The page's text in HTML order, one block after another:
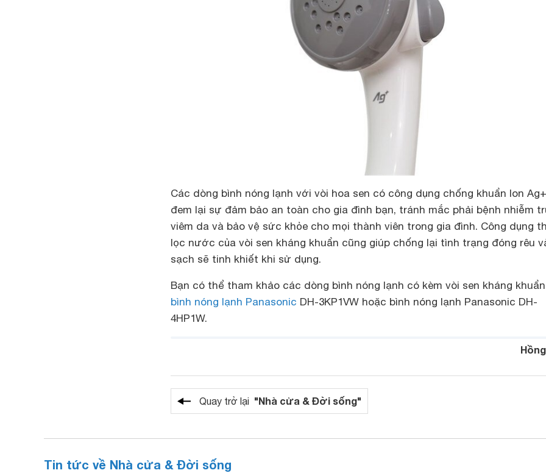
Các dòng bình nóng lạnh với vòi hoa sen có công dụng chống khuẩn Ion
đem lại sự đảm bảo an toàn cho gia đình bạn, tránh mắc phải bệnh nhiễm
viêm da và bảo vệ sức khỏe cho mọi thành viên trong gia đình. Công dụng
lọc nước của vòi sen kháng khuẩn cũng giúp chống lại tình trạng đóng rêu
sạch sẽ tinh khiết khi sử dụng.
Bạn có thể tham khảo các dòng bình nóng lạnh có kèm vòi sen kháng
bình nóng lạnh Panasonic DH-3KP1VW hoặc bình nóng lạnh Panasonic DH-
4HP1W.
Quay trở lại "Nhà cửa & Đời sống"
Tin tức về Nhà cửa & Đời sống